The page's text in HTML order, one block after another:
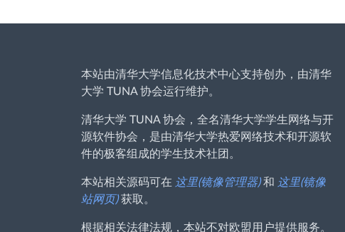
本站由清华大学信息化技术中心支持创办，由清华
大学 TUNA 协会运行维护。
清华大学 TUNA 协会，全名清华大学学生网络与开
源软件协会，是由清华大学热爱网络技术和开源软
件的极客组成的学生技术社团。
本站相关源码可在 这里(镜像管理器)和 这里(镜像
站网页)获取。
根据相关法律法规，本站不对欧盟用户提供服务。